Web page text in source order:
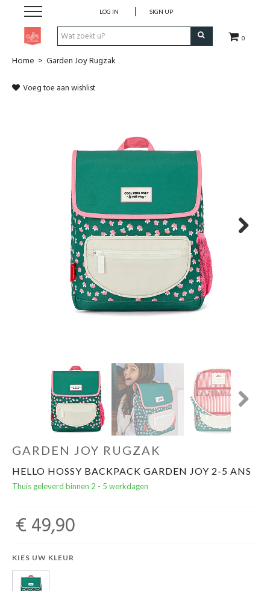
0
LOG IN SIGN UP
Pen & Papier
School & Travel
Cadeaubon
Acties en events
Home > Garden Joy Rugzak
Voeg toe aan wishlist
GARDEN JOY RUGZAK
HELLO HOSSY BACKPACK GARDEN JOY 2-5 ANS
Thuis geleverd binnen 2 - 5 werkdagen
€ 49,90
KIES UW KLEUR